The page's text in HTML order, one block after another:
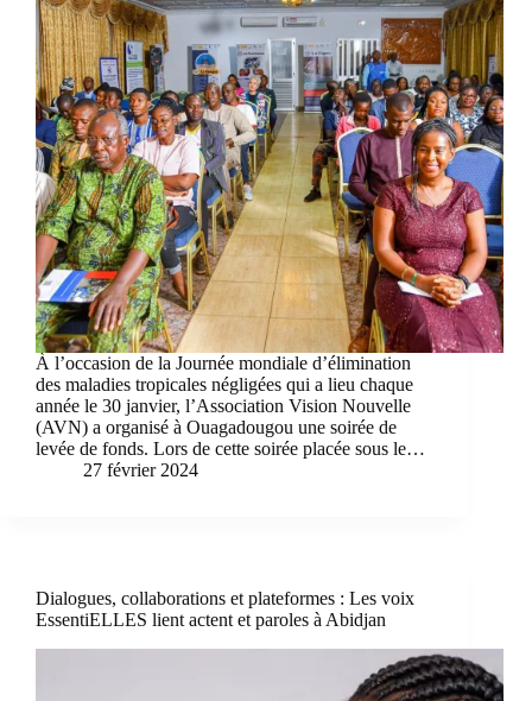
À l’occasion de la Journée mondiale d’élimination
des maladies tropicales négligées qui a lieu chaque
année le 30 janvier, l’Association Vision Nouvelle
(AVN) a organisé à Ouagadougou une soirée de
levée de fonds. Lors de cette soirée placée sous le…
27 février 2024
Dialogues, collaborations et plateformes : Les voix
EssentiELLES lient actent et paroles à Abidjan